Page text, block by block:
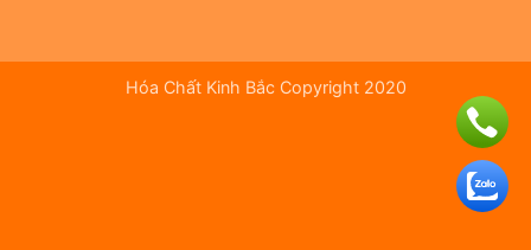
Hóa Chất Kinh Bắc Copyright 2020